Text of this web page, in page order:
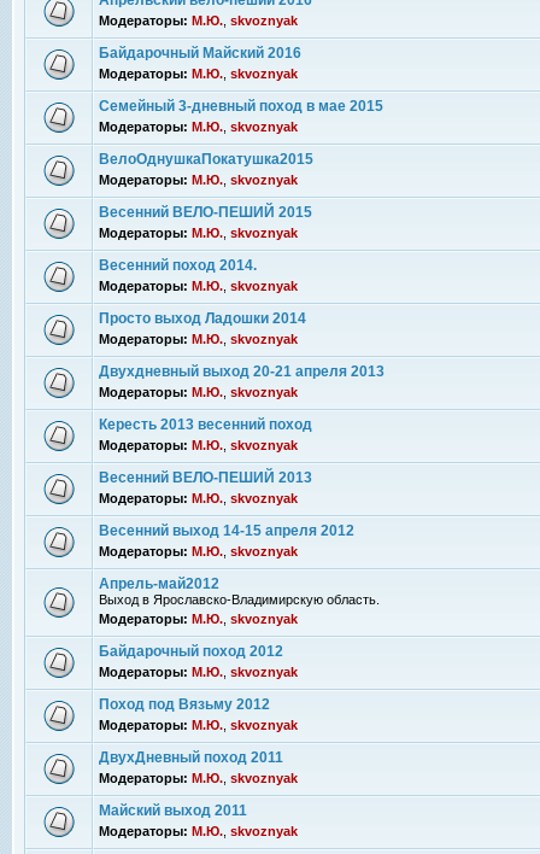
Модераторы: М.Ю. skvoznyak
Байдарочный Майский 2016
Модераторы: М.Ю. skvoznyak
Семейный 3-дневный поход в мае 2015
Модераторы: М.Ю. skvoznyak
ВелоОднушкаПокатушка2015
Модераторы: М.Ю. skvoznyak
Весенний ВЕЛО-ПЕШИЙ 2015
Модераторы: М.Ю. skvoznyak
Весенний поход 2014.
Модераторы: М.Ю. skvoznyak
Просто выход Ладошки 2014
Модераторы: М.Ю. skvoznyak
Двухдневный выход 20-21 апреля 2013
Модераторы: М.Ю. skvoznyak
Кересть 2013 весенний поход
Модераторы: М.Ю. skvoznyak
Весенний ВЕЛО-ПЕШИЙ 2013
Модераторы: М.Ю. skvoznyak
Весенний выход 14-15 апреля 2012
Модераторы: М.Ю. skvoznyak
Апрель-май2012
Выход в Ярославско-Владимирскую область.
Модераторы: М.Ю. skvoznyak
Байдарочный поход 2012
Модераторы: М.Ю. skvoznyak
Поход под Вязьму 2012
Модераторы: М.Ю. skvoznyak
ДвухДневный поход 2011
Модераторы: М.Ю. skvoznyak
Майский выход 2011
Модераторы: М.Ю. skvoznyak